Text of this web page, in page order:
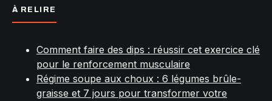
À RELIRE
Comment faire des dips : réussir cet exercice clé
pour le renforcement musculaire
Régime soupe aux choux : 6 légumes brûle-
graisse et 7 jours pour transformer votre